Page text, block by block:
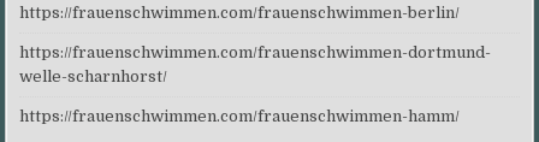
https://frauenschwimmen.com/frauenschwimmen-berlin/
https://frauenschwimmen.com/frauenschwimmen-dortmund-
welle-scharnhorst/
https://frauenschwimmen.com/frauenschwimmen-hamm/